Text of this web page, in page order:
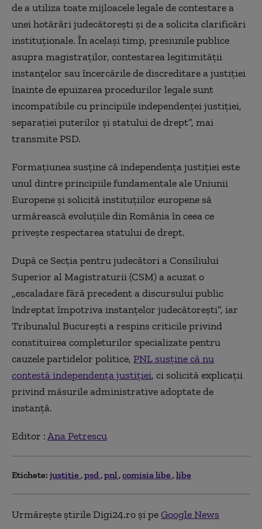
de a utiliza toate mijloacele legale de contestare a
unei hotărâri judecătorești și de a solicita clarificări
instituționale. În același timp, presiunile publice
asupra magistraților, contestarea legitimității
instanțelor sau încercările de discreditare a justiției
înainte de epuizarea procedurilor legale sunt
incompatibile cu principiile independenței justiției,
separației puterilor și statului de drept”, mai
transmite PSD.
Formațiunea susține că independența justiției este
unul dintre principiile fundamentale ale Uniunii
Europene și solicită instituțiilor europene să
urmărească evoluțiile din România în ceea ce
privește respectarea statului de drept.
După ce Secția pentru judecători a Consiliului
Superior al Magistraturii (CSM) a acuzat o
„escaladare fără precedent a discursului public
îndreptat împotriva instanțelor judecătorești”, iar
Tribunalul București a respins criticile privind
constituirea completurilor specializate pentru
cauzele partidelor politice, PNL susține că nu
contestă independența justiției, ci solicită explicații
privind măsurile administrative adoptate de
instanță.
Editor :Ana Petrescu
Etichete: justitie psd pnl comisia libe libe
Urmărește știrile Digi24.ro și peGoogle News